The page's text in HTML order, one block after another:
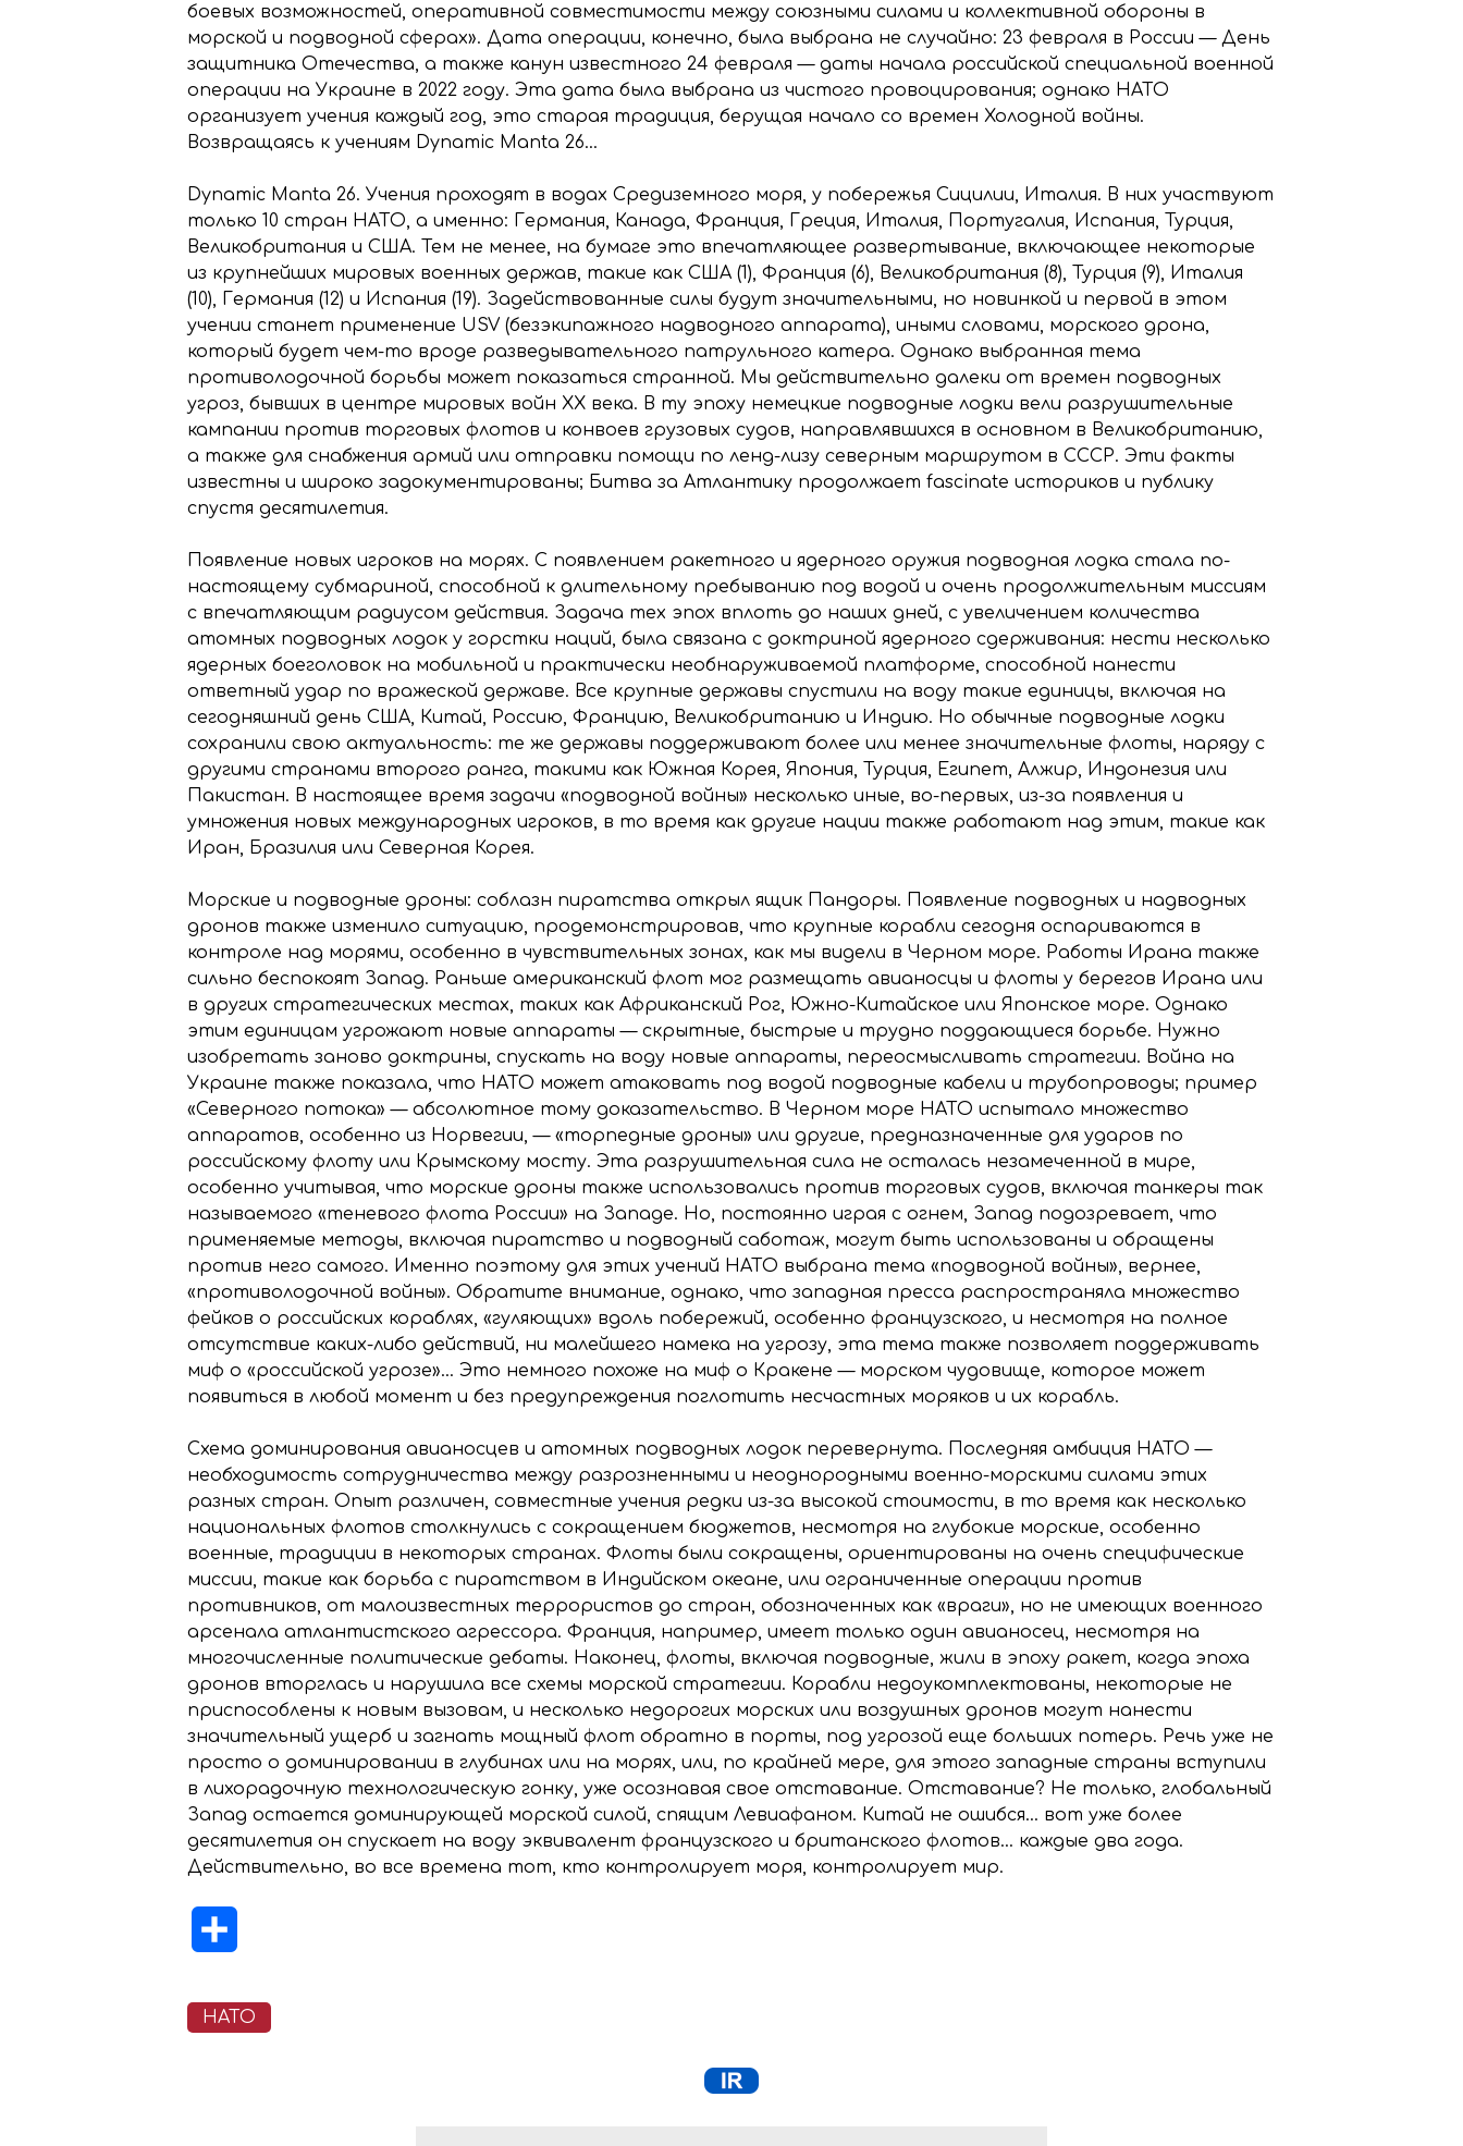
боевых возможностей, оперативной совместимости между союзными силами и коллективной обороны в
морской и подводной сферах». Дата операции, конечно, была выбрана не случайно: 23 февраля в России — День
защитника Отечества, а также канун известного 24 февраля — даты начала российской специальной военной
операции на Украине в 2022 году. Эта дата была выбрана из чистого провоцирования; однако НАТО
организует учения каждый год, это старая традиция, берущая начало со времен Холодной войны.
Возвращаясь к учениям Dynamic Manta 26…
Dynamic Manta 26. Учения проходят в водах Средиземного моря, у побережья Сицилии, Италия. В них участвуют
только 10 стран НАТО, а именно: Германия, Канада, Франция, Греция, Италия, Португалия, Испания, Турция,
Великобритания и США. Тем не менее, на бумаге это впечатляющее развертывание, включающее некоторые
из крупнейших мировых военных держав, такие как США (1), Франция (6), Великобритания (8), Турция (9), Италия
(10), Германия (12) и Испания (19). Задействованные силы будут значительными, но новинкой и первой в этом
учении станет применение USV (безэкипажного надводного аппарата), иными словами, морского дрона,
который будет чем-то вроде разведывательного патрульного катера. Однако выбранная тема
противолодочной борьбы может показаться странной. Мы действительно далеки от времен подводных
угроз, бывших в центре мировых войн XX века. В ту эпоху немецкие подводные лодки вели разрушительные
кампании против торговых флотов и конвоев грузовых судов, направлявшихся в основном в Великобританию,
а также для снабжения армий или отправки помощи по ленд-лизу северным маршрутом в СССР. Эти факты
известны и широко задокументированы; Битва за Атлантику продолжает fascinate историков и публику
спустя десятилетия.
Появление новых игроков на морях. С появлением ракетного и ядерного оружия подводная лодка стала по-
настоящему субмариной, способной к длительному пребыванию под водой и очень продолжительным миссиям
с впечатляющим радиусом действия. Задача тех эпох вплоть до наших дней, с увеличением количества
атомных подводных лодок у горстки наций, была связана с доктриной ядерного сдерживания: нести несколько
ядерных боеголовок на мобильной и практически необнаруживаемой платформе, способной нанести
ответный удар по вражеской державе. Все крупные державы спустили на воду такие единицы, включая на
сегодняшний день США, Китай, Россию, Францию, Великобританию и Индию. Но обычные подводные лодки
сохранили свою актуальность: те же державы поддерживают более или менее значительные флоты, наряду с
другими странами второго ранга, такими как Южная Корея, Япония, Турция, Египет, Алжир, Индонезия или
Пакистан. В настоящее время задачи «подводной войны» несколько иные, во-первых, из-за появления и
умножения новых международных игроков, в то время как другие нации также работают над этим, такие как
Иран, Бразилия или Северная Корея.
Морские и подводные дроны: соблазн пиратства открыл ящик Пандоры. Появление подводных и надводных
дронов также изменило ситуацию, продемонстрировав, что крупные корабли сегодня оспариваются в
контроле над морями, особенно в чувствительных зонах, как мы видели в Черном море. Работы Ирана также
сильно беспокоят Запад. Раньше американский флот мог размещать авианосцы и флоты у берегов Ирана или
в других стратегических местах, таких как Африканский Рог, Южно-Китайское или Японское море. Однако
этим единицам угрожают новые аппараты — скрытные, быстрые и трудно поддающиеся борьбе. Нужно
изобретать заново доктрины, спускать на воду новые аппараты, переосмысливать стратегии. Война на
Украине также показала, что НАТО может атаковать под водой подводные кабели и трубопроводы; пример
«Северного потока» — абсолютное тому доказательство. В Черном море НАТО испытало множество
аппаратов, особенно из Норвегии, — «торпедные дроны» или другие, предназначенные для ударов по
российскому флоту или Крымскому мосту. Эта разрушительная сила не осталась незамеченной в мире,
особенно учитывая, что морские дроны также использовались против торговых судов, включая танкеры так
называемого «теневого флота России» на Западе. Но, постоянно играя с огнем, Запад подозревает, что
применяемые методы, включая пиратство и подводный саботаж, могут быть использованы и обращены
против него самого. Именно поэтому для этих учений НАТО выбрана тема «подводной войны», вернее,
«противолодочной войны». Обратите внимание, однако, что западная пресса распространяла множество
фейков о российских кораблях, «гуляющих» вдоль побережий, особенно французского, и несмотря на полное
отсутствие каких-либо действий, ни малейшего намека на угрозу, эта тема также позволяет поддерживать
миф о «российской угрозе»… Это немного похоже на миф о Кракене — морском чудовище, которое может
появиться в любой момент и без предупреждения поглотить несчастных моряков и их корабль.
Схема доминирования авианосцев и атомных подводных лодок перевернута. Последняя амбиция НАТО —
необходимость сотрудничества между разрозненными и неоднородными военно-морскими силами этих
разных стран. Опыт различен, совместные учения редки из-за высокой стоимости, в то время как несколько
национальных флотов столкнулись с сокращением бюджетов, несмотря на глубокие морские, особенно
военные, традиции в некоторых странах. Флоты были сокращены, ориентированы на очень специфические
миссии, такие как борьба с пиратством в Индийском океане, или ограниченные операции против
противников, от малоизвестных террористов до стран, обозначенных как «враги», но не имеющих военного
арсенала атлантистского агрессора. Франция, например, имеет только один авианосец, несмотря на
многочисленные политические дебаты. Наконец, флоты, включая подводные, жили в эпоху ракет, когда эпоха
дронов вторглась и нарушила все схемы морской стратегии. Корабли недоукомплектованы, некоторые не
приспособлены к новым вызовам, и несколько недорогих морских или воздушных дронов могут нанести
значительный ущерб и загнать мощный флот обратно в порты, под угрозой еще больших потерь. Речь уже не
просто о доминировании в глубинах или на морях, или, по крайней мере, для этого западные страны вступили
в лихорадочную технологическую гонку, уже осознавая свое отставание. Отставание? Не только, глобальный
Запад остается доминирующей морской силой, спящим Левиафаном. Китай не ошибся… вот уже более
десятилетия он спускает на воду эквивалент французского и британского флотов… каждые два года.
Действительно, во все времена тот, кто контролирует моря, контролирует мир.
НАТО